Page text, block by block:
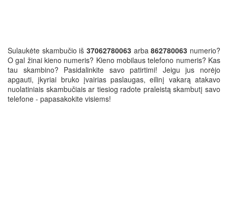
Sulaukėte skambučio iš 37062780063 arba862780063 numerio?
O gal žinai kieno numeris? Kieno mobilaus telefono numeris? Kas
tau skambino? Pasidalinkite savo patirtimi! Jeigu jus norėjo
apgauti, įkyriai bruko įvairias paslaugas, eilinį vakarą atakavo
nuolatiniais skambučiais ar tiesiog radote praleistą skambutį savo
telefone - papasakokite visiems!